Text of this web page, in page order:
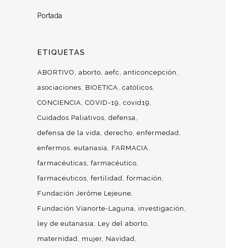
Portada
ETIQUETAS
ABORTIVO aborto aefc
anticoncepción
asociaciones
BIOETICA católicos
CONCIENCIA COVID-19
covid19
Cuidados Paliativos defensa
defensa de la vida derecho enfermedad
enfermos eutanasia
FARMACIA
farmacéuticas farmacéutico
farmacéuticos fertilidad formación
Fundación Jerôme Lejeune
Fundación Vianorte-Laguna
investigación
ley de eutanasia
Ley del aborto
maternidad
mujer Navidad